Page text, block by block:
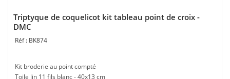
Triptyque de coquelicot kit tableau point de croix -
DMC
BK874
Kit broderie au point compté
Toile lin 11 fils blanc - 40x13 cm